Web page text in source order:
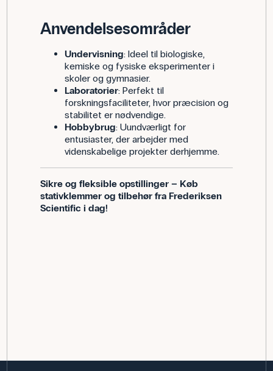
Anvendelsesområder
Undervisning: Ideel til biologiske,
kemiske og fysiske eksperimenter i
skoler og gymnasier.
Laboratorier: Perfekt til
forskningsfaciliteter, hvor præcision og
stabilitet er nødvendige.
Hobbybrug: Uundværligt for
entusiaster, der arbejder med
videnskabelige projekter derhjemme.
Sikre og fleksible opstillinger – Køb
stativklemmer og tilbehør fra Frederiksen
Scientific i dag!